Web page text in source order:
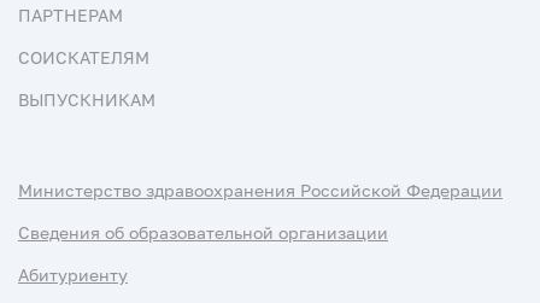
ПАРТНЕРАМ
СОИСКАТЕЛЯМ
ВЫПУСКНИКАМ
Министерство здравоохранения Российской Федерации
Сведения об образовательной организации
Абитуриенту